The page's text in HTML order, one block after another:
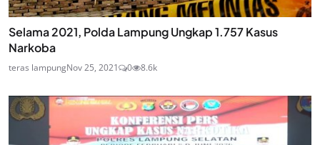
Selama 2021, Polda Lampung Ungkap 1.757 Kasus
Narkoba
teras lampungNov 25, 2021 0 8.6k